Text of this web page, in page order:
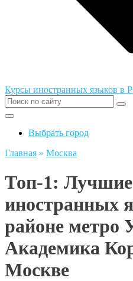
Курсы иностранных языков в
Выбрать город
Главная » Москва
Топ-1:
иностранных
районе метро
Академика
Москве